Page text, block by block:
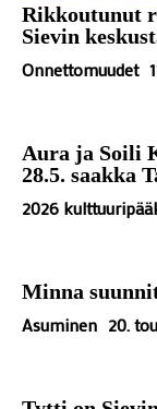
Rikkoutunut
Sievin
Onnettomuudet
Aura ja Soili
28.5. saakka
2026
Minna
Asuminen 20.